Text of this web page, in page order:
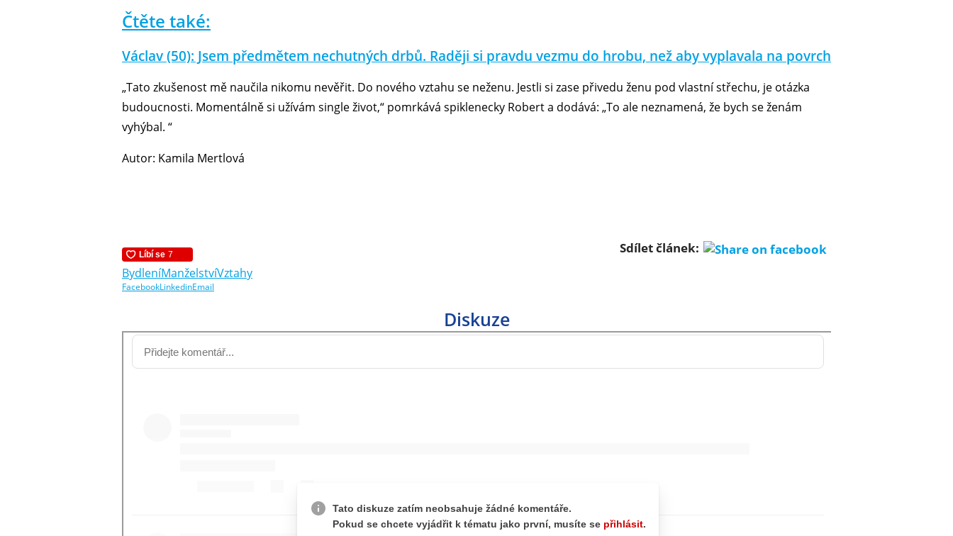
Čtěte také:
Václav (50): Jsem předmětem nechutných drbů. Raději si pravdu vezmu do hrobu, než aby vyplavala na povrch
„Tato zkušenost mě naučila nikomu nevěřit. Do nového vztahu se neženu. Jestli si zase přivedu ženu pod vlastní střechu, je otázka
budoucnosti. Momentálně si užívám single život,“ pomrkává spiklenecky Robert a dodává: „To ale neznamená, že bych se ženám
vyhýbal. “
Autor: Kamila Mertlová
Sdílet článek:
BydleníManželstvíVztahy
FacebookLinkedinEmail
Diskuze